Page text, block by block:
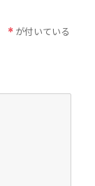
* が付いている